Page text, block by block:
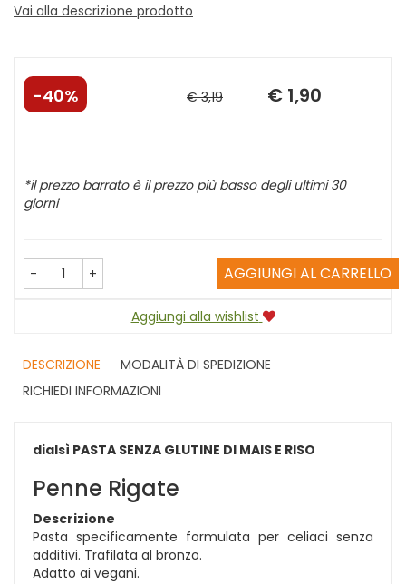
Vai alla descrizione prodotto
Sconto
del
40% € 3,19
Prezzo
€ 1,90
*il prezzo barrato è il prezzo più basso degli ultimi 30
giorni
- + AGGIUNGI AL CARRELLO
Aggiungi alla wishlist
DESCRIZIONE
MODALITÀ DI SPEDIZIONE
RICHIEDI INFORMAZIONI
dialsì PASTA SENZA GLUTINE DI MAIS E RISO
Penne Rigate
Descrizione
Pasta specificamente formulata per celiaci senza
additivi. Trafilata al bronzo.
Adatto ai vegani.